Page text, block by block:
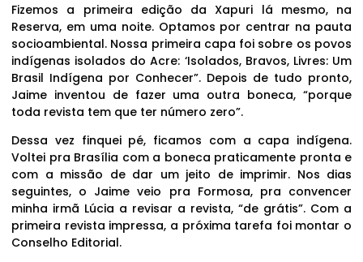
Fizemos a primeira edição da Xapuri lá mesmo, na
Reserva, em uma noite. Optamos por centrar na pauta
socioambiental. Nossa primeira capa foi sobre os povos
indígenas isolados do Acre: ‘Isolados, Bravos, Livres: Um
Brasil Indígena por Conhecer”. Depois de tudo pronto,
Jaime inventou de fazer uma outra boneca, “porque
toda revista tem que ter número zero”.
Dessa vez finquei pé, ficamos com a capa indígena.
Voltei pra Brasília com a boneca praticamente pronta e
com a missão de dar um jeito de imprimir. Nos dias
seguintes, o Jaime veio pra Formosa, pra convencer
minha irmã Lúcia a revisar a revista, “de grátis”. Com a
primeira revista impressa, a próxima tarefa foi montar o
Conselho Editorial.